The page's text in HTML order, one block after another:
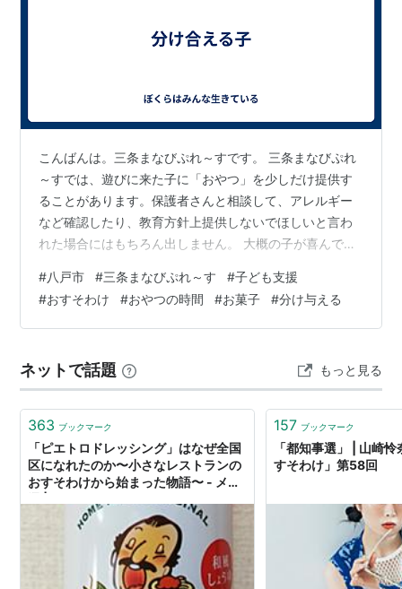
こんばんは。三条まなびぷれ～すです。 三条まなびぷれ
～すでは、遊びに来た子に「おやつ」を少しだけ提供す
ることがあります。保護者さんと相談して、アレルギー
など確認したり、教育方針上提供しないでほしいと言わ
れた場合にはもちろん出しません。 大概の子が喜んでお
「食べてもいいよ」と言う前から手を出そうとする子が
います。袋も自分で開けようとしたりもします。 私が
「さあ、おやつの時間にしようかな」と言って、お菓子
とする子もいます。 「いただきます」「ごちそうさま」
をちゃんと言える子もいます。 私が一番感心す…
#八戸市 #三条まなびぷれ～す #子ども支援
#おすそわけ #おやつの時間 #お菓子 #分け与える
ネットで話題 もっと見る
363 ブックマーク
「ピエトロドレッシング」はなぜ全国
区になれたのか〜小さなレストランの
おすそわけから始まった物語〜 - メシ
157 ブックマーク
「都知事選」 | 山崎
すそわけ」第58回